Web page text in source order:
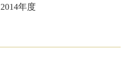
2014年度